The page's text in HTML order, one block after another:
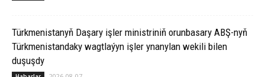
Türkmenistanyň Daşary işler ministriniň orunbasary ABŞ-nyň
Türkmenistandaky wagtlaýyn işler ynanylan wekili bilen
duşuşdy